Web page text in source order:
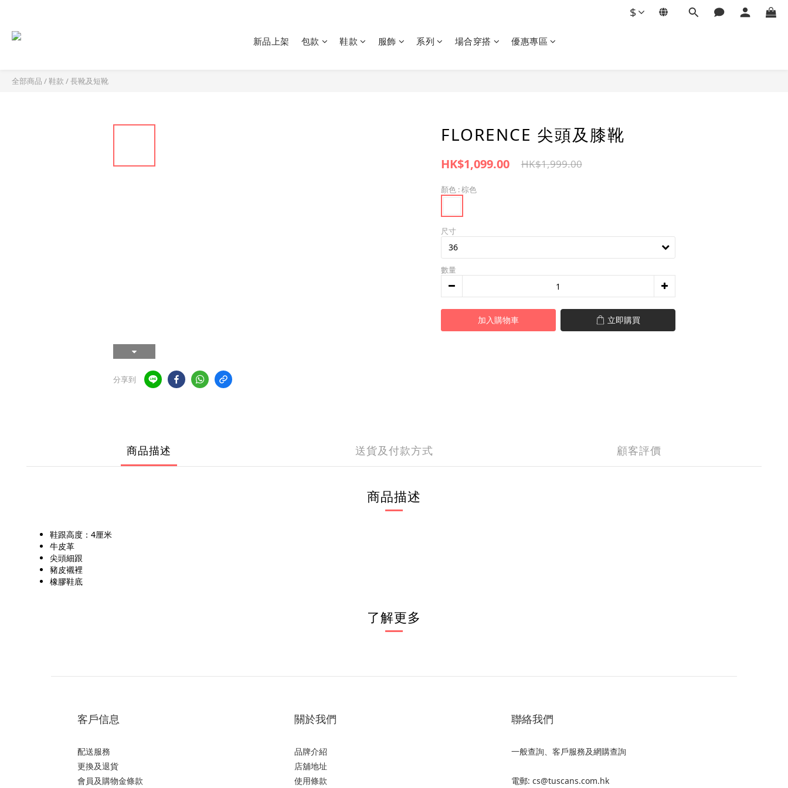
$
新品上架 包款 鞋款 服飾 系列 場合穿搭 優惠專區
全部商品 /鞋款 /長靴及短靴
分享到
FLORENCE 尖頭及膝靴
HK$1,099.00 HK$1,999.00
顏色 : 棕色
尺寸
數量
加入購物車 立即購買
商品描述 送貨及付款方式 顧客評價
商品描述
鞋跟高度：4厘米
牛皮革
尖頭細跟
豬皮襯裡
橡膠鞋底
了解更多
客戶信息
配送服務
更換及退貨
會員及購物金條款
關於我們
品牌介紹
店舖地址
使用條款
聯絡我們
一般查詢、客戶服務及網購查詢
電郵: cs@tuscans.com.hk